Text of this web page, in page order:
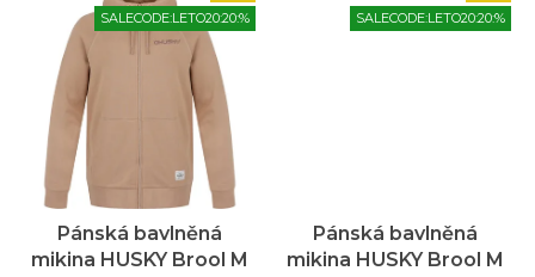
SALECODE:LETO20:20:%
Pánská bavlněná
mikina HUSKY Brool M
SALECODE:LETO20:20:%
Pánská bavlněná
mikina HUSKY Brool M